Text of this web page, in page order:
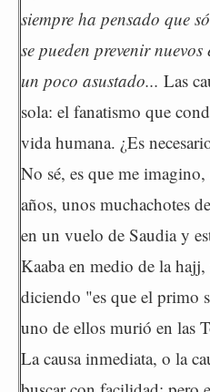
siempre ha pensado que
se pueden prevenir nuevos
un poco asustado... Las
sola: el fanatismo que
vida humana. ¿Es
No sé, es que me
años, unos muchachotes
en un vuelo de Saudia y
Kaaba en medio de la
diciendo "es que el primo
uno de ellos murió en las
La causa inmediata, o la